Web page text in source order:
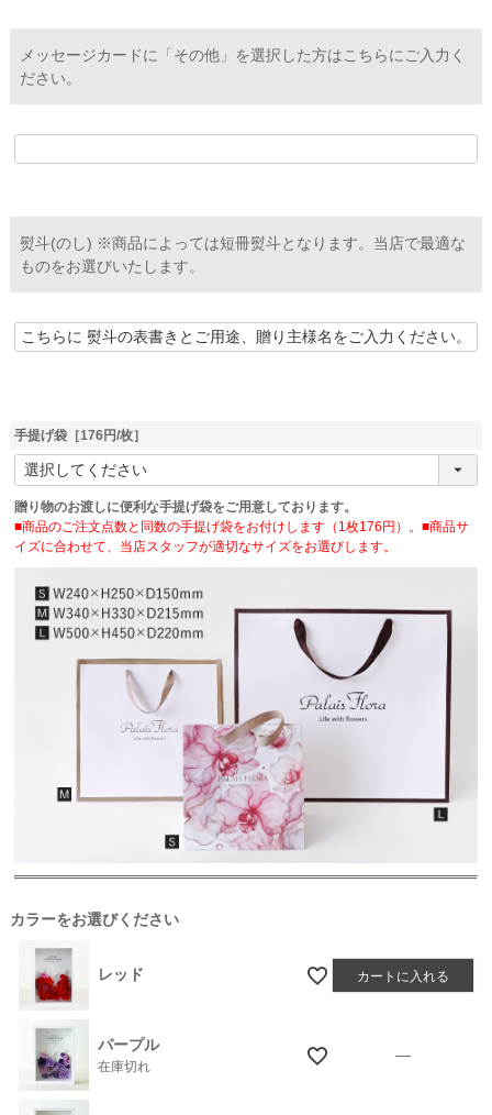
メッセージカードに「その他」を選択した方はこちらにご入力く
ださい。
熨斗(のし) ※商品によっては短冊熨斗となります。当店で最適な
ものをお選びいたします。
手提げ袋［176円/枚］
贈り物のお渡しに便利な手提げ袋をご用意しております。
■商品のご注文点数と同数の手提げ袋をお付けします（1枚176円）。■商品サ
イズに合わせて、当店スタッフが適切なサイズをお選びします。
カラーをお選びください
レッド カートに入れる
パープル
在庫切れ
—